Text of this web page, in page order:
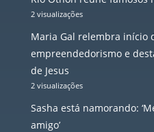
2 visualizações
Maria Gal relembra início
empreendedorismo e
de Jesus
2 visualizações
Sasha está namorando:
amigo’